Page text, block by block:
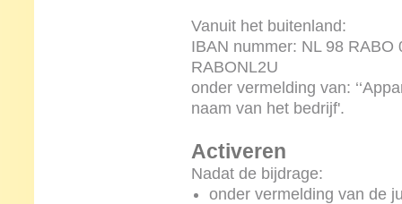
Vanuit het buitenland:
IBAN nummer: NL 98 RABO
RABONL2U
onder vermelding van:
naam van het bedrijf'.
Activeren
Nadat de bijdrage:
onder vermelding van de